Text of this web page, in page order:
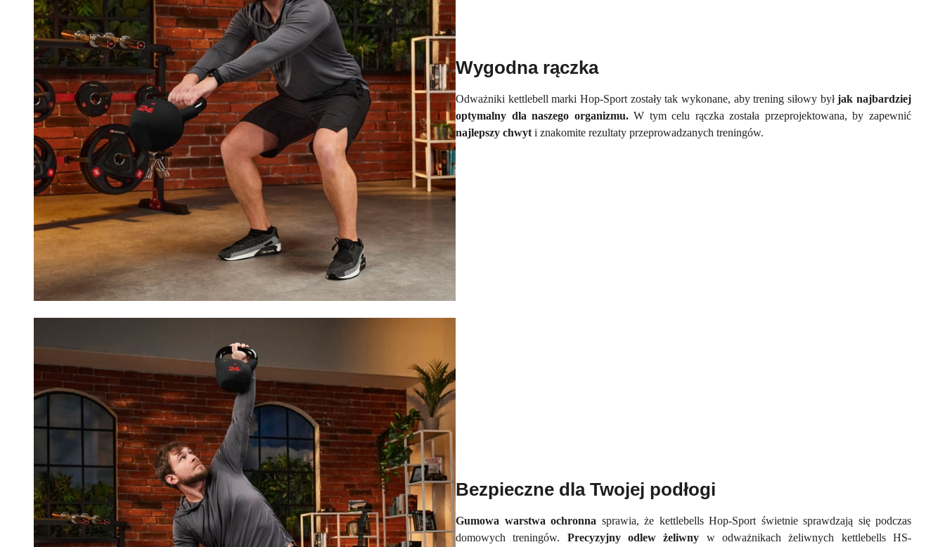
Wygodna rączka
Odważniki kettlebell marki Hop-Sport zostały tak wykonane, aby trening siłowy byłjak najbardziej
optymalny dla naszego organizmu.W tym celu rączka została przeprojektowana, by zapewnić
najlepszy chwyt i znakomite rezultaty przeprowadzanych treningów.
Bezpieczne dla Twojej podłogi
Gumowa warstwa ochronna sprawia, że kettlebells Hop-Sport świetnie sprawdzają się podczas
domowych treningów. Precyzyjny odlew żeliwny w odważnikach żeliwnych kettlebells HS-